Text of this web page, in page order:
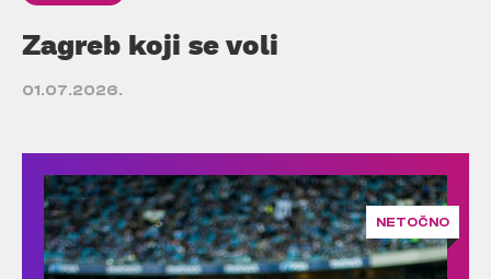
Zagreb koji se voli
01.07.2026.
NETOČNO